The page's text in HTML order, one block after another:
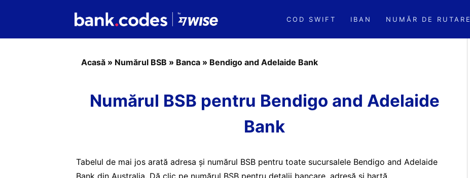
COD SWIFT IBAN NUMĂR DE RUTARE
Acasă » Numărul BSB » Banca » Bendigo and Adelaide Bank
Numărul BSB pentru Bendigo and Adelaide
Bank
Tabelul de mai jos arată adresa și numărul BSB pentru toate sucursalele Bendigo and Adelaide
Bank din Australia. Dă clic pe numărul BSB pentru detalii bancare, adresă și hartă.